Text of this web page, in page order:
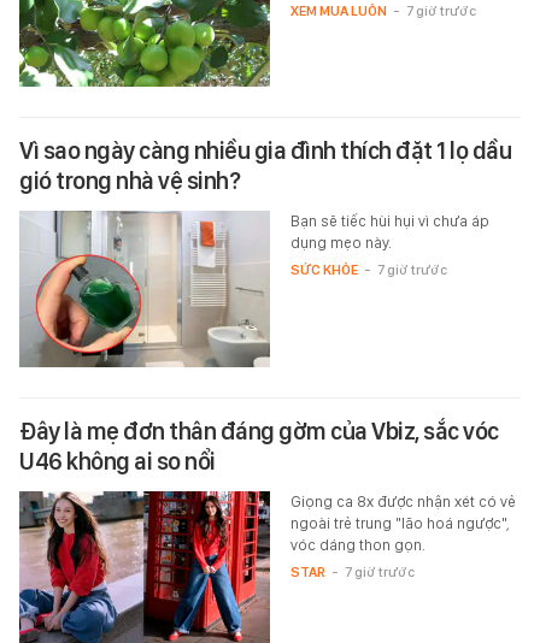
XEM MUA LUÔN - 7 giờ trước
Vì sao ngày càng nhiều gia đình thích đặt 1 lọ dầu
gió trong nhà vệ sinh?
Bạn sẽ tiếc hùi hụi vì chưa áp
dụng mẹo này.
SỨC KHỎE - 7 giờ trước
Đây là mẹ đơn thân đáng gờm của Vbiz, sắc vóc
U46 không ai so nổi
Giọng ca 8x được nhận xét có vẻ
ngoài trẻ trung "lão hoá ngược",
vóc dáng thon gọn.
STAR - 7 giờ trước